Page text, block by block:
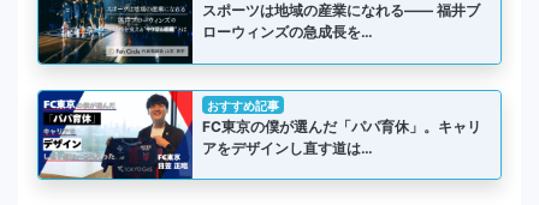
スポーツは地域の産業になれる―― 福井ブ
ローウィンズの急成長を…
おすすめ記事
FC東京の僕が選んだ「パパ育休」。キャリ
アをデザインし直す道は…